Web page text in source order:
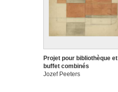
Projet pour bibliothèque et
buffet combinés
Jozef Peeters